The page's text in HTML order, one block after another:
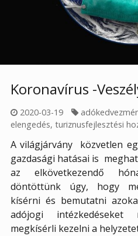
Koronavírus -
2020-03-19
elengedés, turiznusfejlesztési
A világjárvány közvetlen
gazdasági hatásai is
az elkövetkezendő
döntöttünk úgy, hogy
kísérni és bemutatni
adójogi
megkísérli kezelni a